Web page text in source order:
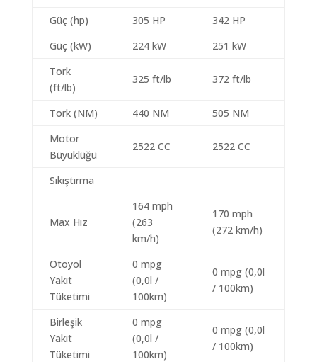
Güç (hp) 305 HP
342 HP
Güç (kW)
224 kW
251 kW
Tork
(ft/lb)
325 ft/lb 372 ft/lb
Tork (NM) 440 NM
505 NM
Motor
Büyüklüğü
2522 CC 2522 CC
Sıkıştırma
Max Hız
164 mph
(263
km/h)
170 mph
(272 km/h)
Otoyol
Yakıt
Tüketimi
0 mpg
(0,0l /
100km)
0 mpg (0,0l
/ 100km)
Birleşik
Yakıt
Tüketimi
0 mpg
(0,0l /
100km)
0 mpg (0,0l
/ 100km)